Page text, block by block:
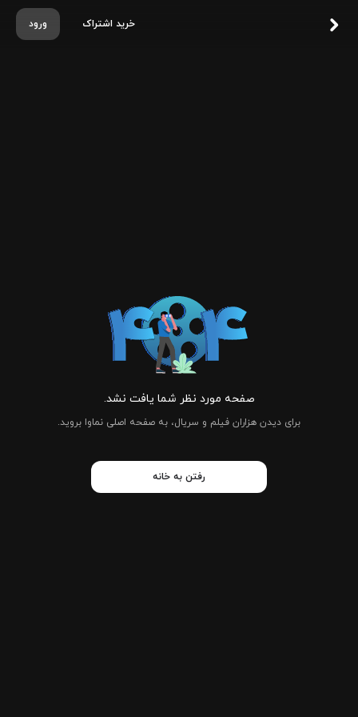
ورود خرید اشتراک
صفحه مورد نظر شما یافت نشد.
برای دیدن هزاران فیلم و سریال، به صفحه اصلی نماوا بروید.
رفتن به خانه